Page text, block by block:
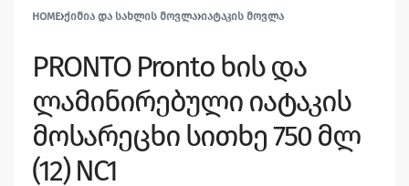
HOME›ᲥᲘᲛᲘᲐ ᲓᲐ ᲡᲐᲮᲚᲘᲡ ᲛᲝᲕᲚᲐ›ᲘᲐᲢᲐᲙᲘᲡ ᲛᲝᲕᲚᲐ
PRONTO Pronto ხის და
ლამინირებული იატაკის
მოსარეცხი სითხე 750 მლ
(12) NC1